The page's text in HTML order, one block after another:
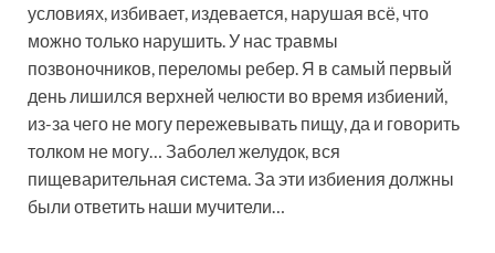
условиях, избивает, издевается, нарушая всё, что
можно только нарушить. У нас травмы
позвоночников, переломы ребер. Я в самый первый
день лишился верхней челюсти во время избиений,
из-за чего не могу пережевывать пищу, да и говорить
толком не могу… Заболел желудок, вся
пищеварительная система. За эти избиения должны
были ответить наши мучители…